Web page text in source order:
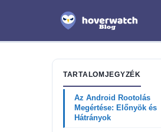
TARTALOMJEGYZÉK
Az Android Rootolás
Megértése: Előnyök és
Hátrányok